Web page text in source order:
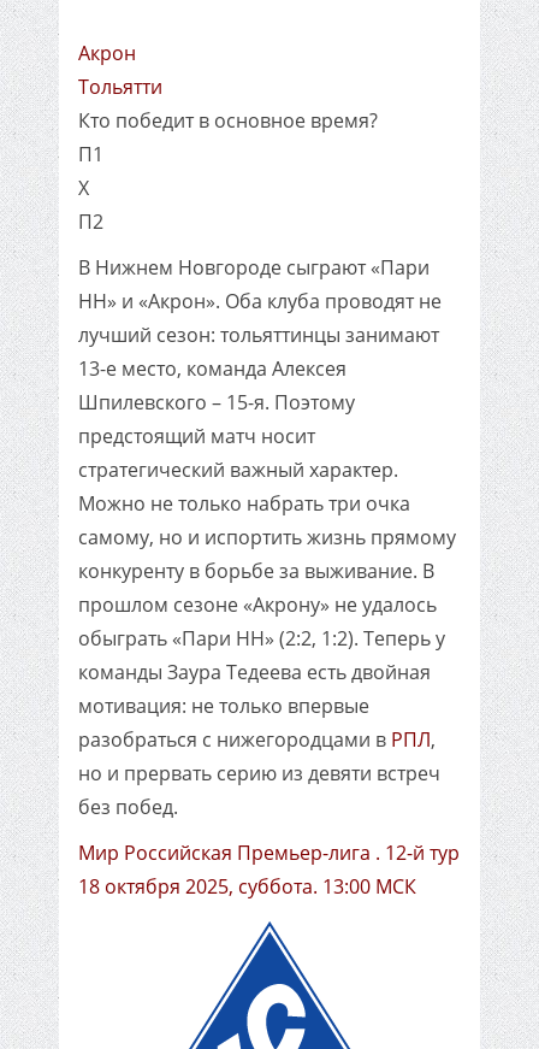
Акрон
Тольятти
Кто победит в основное время?
П1
X
П2
В Нижнем Новгороде сыграют «Пари
НН» и «Акрон». Оба клуба проводят не
лучший сезон: тольяттинцы занимают
13-е место, команда Алексея
Шпилевского – 15-я. Поэтому
предстоящий матч носит
стратегический важный характер.
Можно не только набрать три очка
самому, но и испортить жизнь прямому
конкуренту в борьбе за выживание. В
прошлом сезоне «Акрону» не удалось
обыграть «Пари НН» (2:2, 1:2). Теперь у
команды Заура Тедеева есть двойная
мотивация: не только впервые
разобраться с нижегородцами в РПЛ,
но и прервать серию из девяти встреч
без побед.
Мир Российская Премьер-лига . 12-й тур
18 октября 2025, суббота. 13:00 МСК